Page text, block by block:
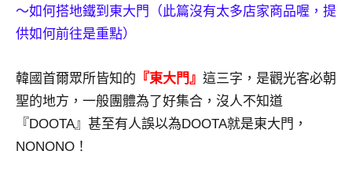
號
節
底、
外
景
節
～如何搭地鐵到東大門（此篇沒有太多店家商品喔，提
供如何前往是重點）
韓國首爾眾所皆知的 『東大門』 這三字，是觀光客必朝
聖的地方，一般團體為了好集合，沒人不知道
『DOOTA』甚至有人誤以為DOOTA就是東大門，
NONONO！